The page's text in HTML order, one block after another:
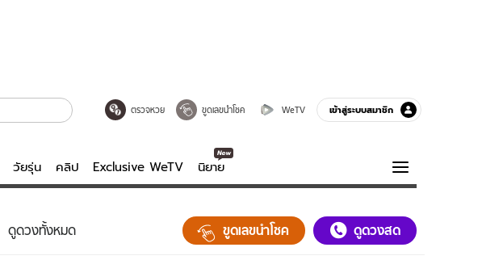
ตรวจหวย ขูดเลขนำโชค WeTV เข้าสู่ระบบสมาชิก
วัยรุ่น คลิป Exclusive WeTV นิยาย
ความรู้รอบตัว
ฮาวทู
ดูดวงทั้งหมด ขูดเลขนำโชค ดูดวงสด